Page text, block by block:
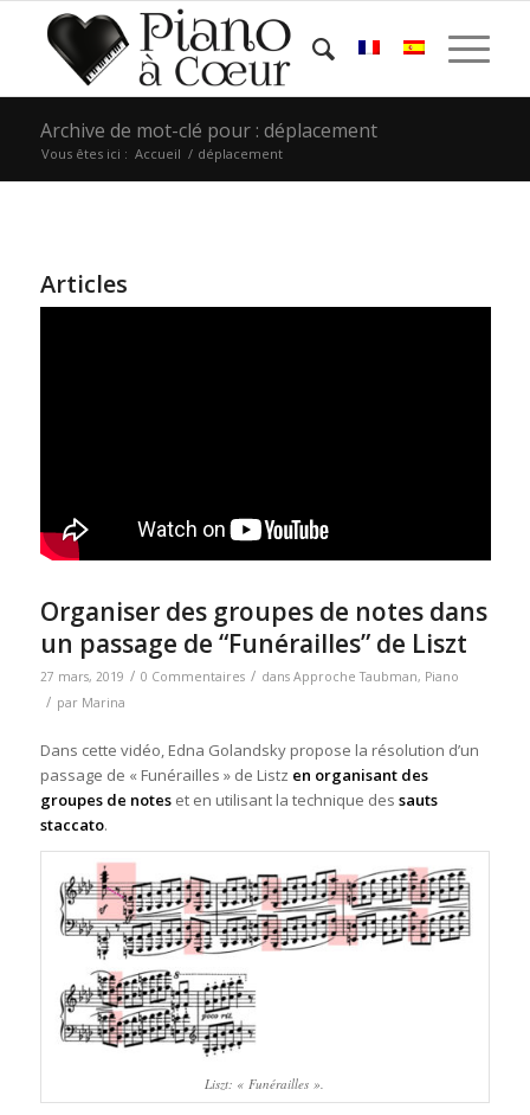
Archive de mot-clé pour : déplacement
Vous êtes ici : Accueil / déplacement
Articles
Organiser des groupes de notes dans
un passage de “Funérailles” de Liszt
27 mars, 2019 / 0 Commentaires / dans Approche Taubman, Piano
/ par Marina
Dans cette vidéo, Edna Golandsky propose la résolution d’un
passage de « Funérailles » de Listz en organisant des
groupes de noteset en utilisant la technique des sauts
staccato.
Liszt: « Funérailles ».